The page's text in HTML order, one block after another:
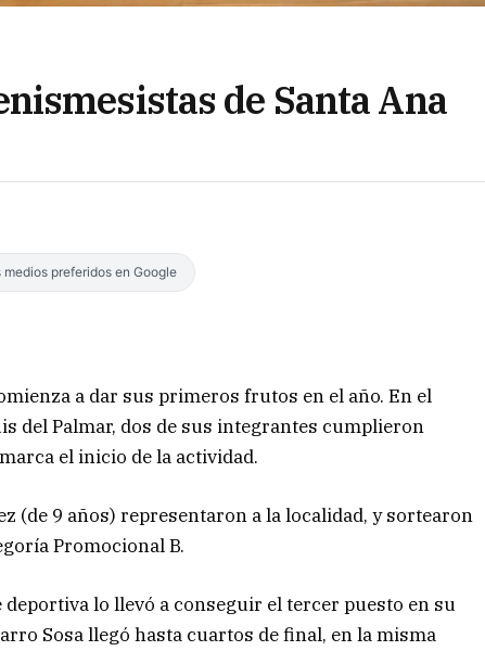
de Santa Ana
preferidos en Google
a dar sus primeros frutos en el año. En el
del Palmar, dos de sus integrantes cumplieron
el inicio de la actividad.
(de 9 años) representaron a la localidad, y sortearon
Promocional B.
lo llevó a conseguir el tercer puesto en su
Sosa llegó hasta cuartos de final, en la misma